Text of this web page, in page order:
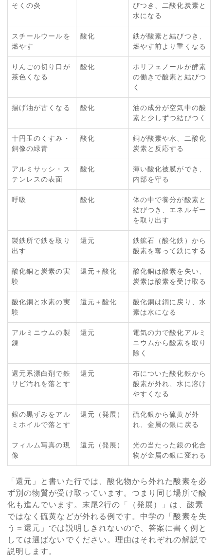
そくの炎
びつき、二酸化炭素と
水になる
スチールウールを
燃やす
酸化
鉄が酸素と結びつき、
燃やす前より重くなる
りんごの切り口が
茶色くなる
酸化
ポリフェノールが酵素
の働きで酸素と結びつ
く
揚げ油が古くなる 酸化
油の成分が空気中の酸
素と少しずつ結びつく
十円玉のくすみ・
銅像の緑青
酸化
銅が酸素や水、二酸化
炭素と反応する
アルミサッシ・ス
テンレスの表面
酸化
薄い酸化被膜ができ、
内部を守る
呼吸 酸化
体の中で養分が酸素と
結びつき、エネルギー
を取り出す
製鉄所で鉄を取り
出す
還元
鉄鉱石（酸化鉄）から
酸素を奪って鉄にする
酸化銅と炭素の実
験
還元＋酸化
酸化銅は酸素を失い、
炭素は酸素を受け取る
酸化銅と水素の実
験
還元＋酸化
酸化銅は銅に戻り、水
素は水になる
アルミニウムの製
錬
還元
電気の力で酸化アルミ
ニウムから酸素を取り
除く
還元系漂白剤で鉄
サビ汚れを落とす
還元
布についた酸化鉄から
酸素が外れ、水に溶け
やすくなる
銀の黒ずみをアル
ミホイルで落とす
還元（発展）
硫化銀から硫黄が外
れ、金属の銀に戻る
フィルム写真の現
像
還元（発展）
光の当たった銀の化合
物が金属の銀に変わる
「還元」と書いた行では、酸化物から外れた酸素を必
ず別の物質が受け取っています。つまり同じ場所で酸
化も進んでいます。末尾2行の「（発展）」は、酸素
ではなく硫黄などが外れる例です。中学の「酸素を失
う＝還元」では説明しきれないので、答案に書く例と
しては選ばないでください。理由はそれぞれの解説で
説明します。